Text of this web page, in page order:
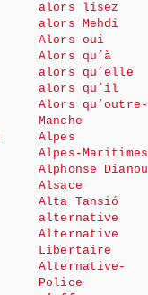
alors lisez
alors Mehdi
Alors oui
Alors qu’à
alors qu’elle
alors qu’il
Alors qu’outre-
Manche
Alpes
Alpes-Maritimes
Alphonse Dianou
Alsace
Alta Tansió
alternative
Alternative
Libertaire
Alternative-
Police